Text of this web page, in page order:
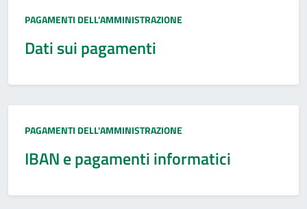
Tipo:
PAGAMENTI DELL'AMMINISTRAZIONE
Dati sui pagamenti
Tipo:
PAGAMENTI DELL'AMMINISTRAZIONE
IBAN e pagamenti informatici